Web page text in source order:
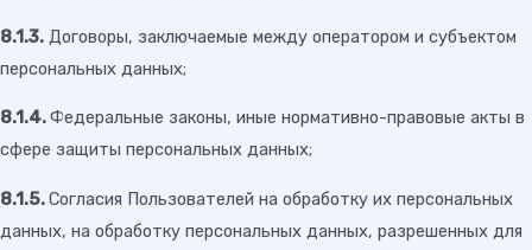
8.1.3. Договоры, заключаемые между оператором и субъектом
персональных данных;
8.1.4.Федеральные законы, иные нормативно-правовые акты в
сфере защиты персональных данных;
8.1.5.Согласия Пользователей на обработку их персональных
данных, на обработку персональных данных, разрешенных для